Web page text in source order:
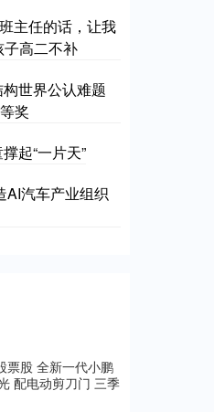
主任的话，让我
子高二不补
世界公认难题
奖
起“一片天”
AI汽车产业组织
票股 全新一代小鹏
配电动剪刀门 三季